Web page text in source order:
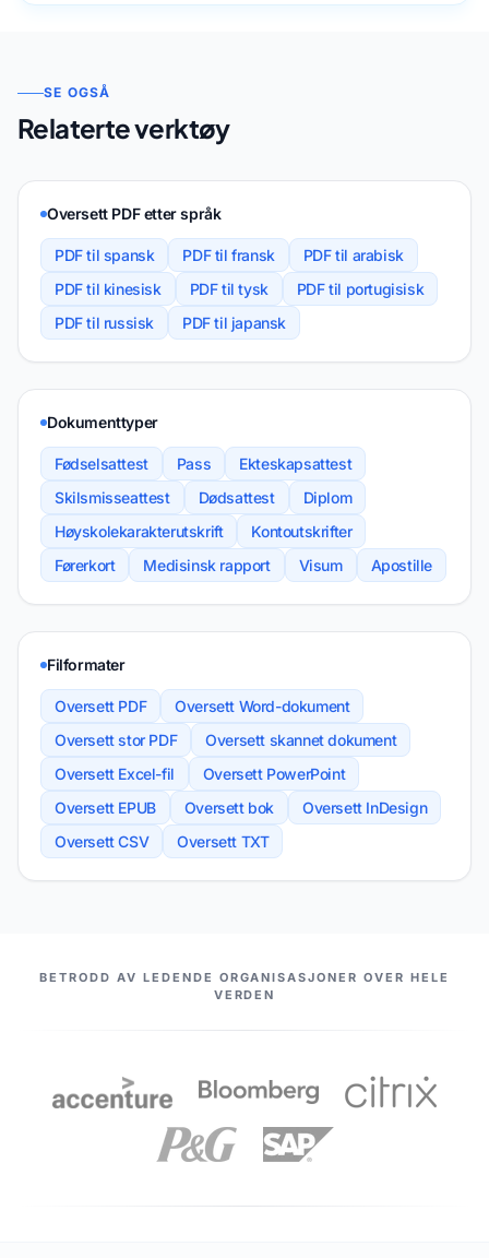
SE OGSÅ
Relaterte verktøy
Oversett PDF etter språk
PDF til spansk PDF til fransk
PDF til arabisk
PDF til kinesisk
PDF til tysk
PDF til portugisisk
PDF til russisk
PDF til japansk
Dokumenttyper
Fødselsattest Pass
Ekteskapsattest
Skilsmisseattest
Dødsattest
Diplom
Høyskolekarakterutskrift
Kontoutskrifter
Førerkort
Medisinsk rapport Visum Apostille
Filformater
Oversett PDF
Oversett Word-dokument
Oversett stor PDF
Oversett skannet dokument
Oversett Excel-fil
Oversett PowerPoint
Oversett EPUB
Oversett bok
Oversett InDesign
Oversett CSV
Oversett TXT
VÅRE PARTNERE
BETRODD AV LEDENDE ORGANISASJONER OVER HELE
VERDEN